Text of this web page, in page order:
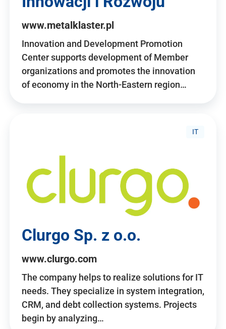
www.metalklaster.pl
Innovation and Development Promotion
Center supports development of Member
organizations and promotes the innovation
of economy in the North-Eastern region…
IT
Clurgo Sp. z o.o.
www.clurgo.com
The company helps to realize solutions for IT
needs. They specialize in system integration,
CRM, and debt collection systems. Projects
begin by analyzing…